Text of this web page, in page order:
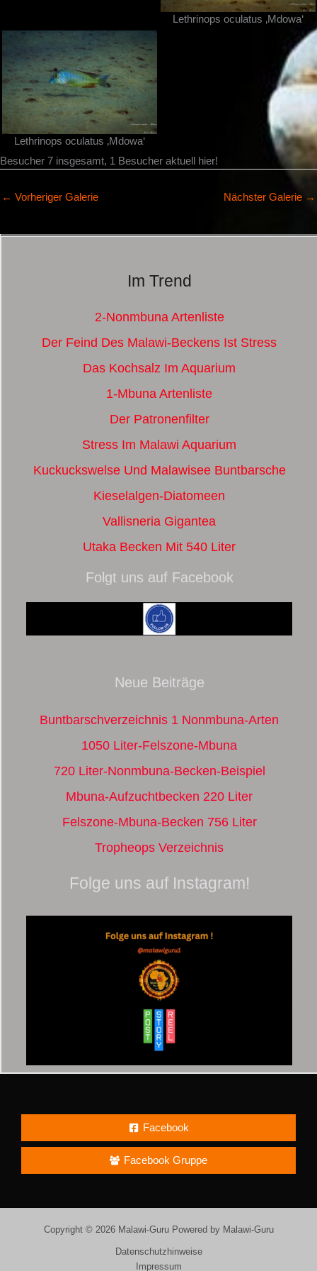
Lethrinops oculatus ‚Mdowa‘
Lethrinops oculatus ‚Mdowa‘
Besucher 7 insgesamt, 1 Besucher aktuell hier!
← Vorheriger Galerie Nächster Galerie →
Im Trend
2-Nonmbuna Artenliste
Der Feind Des Malawi-Beckens Ist Stress
Das Kochsalz Im Aquarium
1-Mbuna Artenliste
Der Patronenfilter
Stress Im Malawi Aquarium
Kuckuckswelse Und Malawisee Buntbarsche
Kieselalgen-Diatomeen
Vallisneria Gigantea
Utaka Becken Mit 540 Liter
Folgt uns auf Facebook
Neue Beiträge
Buntbarschverzeichnis 1 Nonmbuna-Arten
1050 Liter-Felszone-Mbuna
720 Liter-Nonmbuna-Becken-Beispiel
Mbuna-Aufzuchtbecken 220 Liter
Felszone-Mbuna-Becken 756 Liter
Tropheops Verzeichnis
Folge uns auf Instagram!
Facebook
Facebook Gruppe
Copyright © 2026 Malawi-Guru Powered by Malawi-Guru
Datenschutzhinweise
Impressum